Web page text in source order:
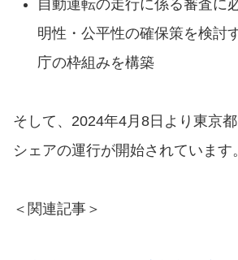
⾃動運転の⾛⾏に係る審査に
明性・公平性の確保策を検討
庁の枠組みを構築
そして、2024年4月8日より東京
シェアの運行が開始されています。
＜関連記事＞